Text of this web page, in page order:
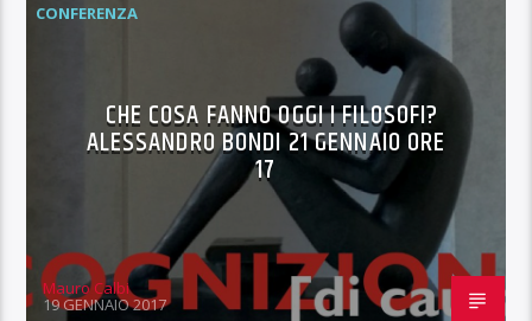
CONFERENZA
CHE COSA FANNO OGGI I FILOSOFI?
ALESSANDRO BONDI 21 GENNAIO ORE
17
Mauro Calbi
19 GENNAIO 2017